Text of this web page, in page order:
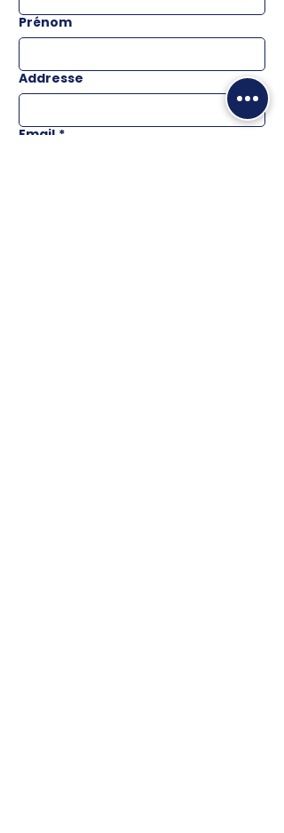
Prénom
Addresse
Email *